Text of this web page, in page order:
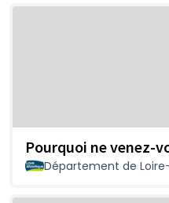
Pourquoi ne venez-
Département de